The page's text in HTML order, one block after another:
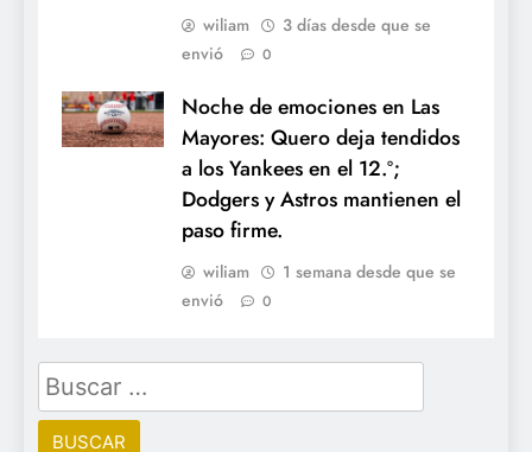
wiliam
3 días desde que se
envió
0
Noche de emociones en Las
Mayores: Quero deja tendidos
a los Yankees en el 12.º;
Dodgers y Astros mantienen el
paso firme.
wiliam
1 semana desde que se
envió
0
Buscar: